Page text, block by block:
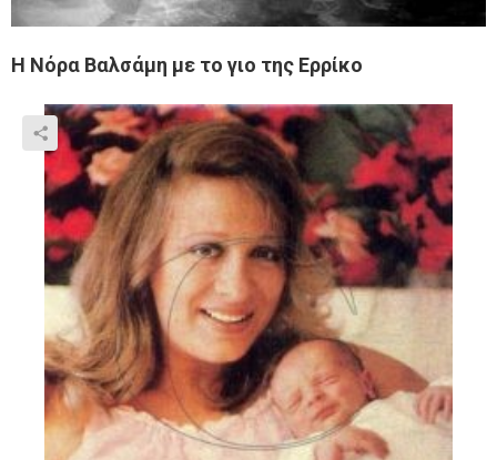
Η Νόρα Βαλσάμη με το γιο της Ερρίκο